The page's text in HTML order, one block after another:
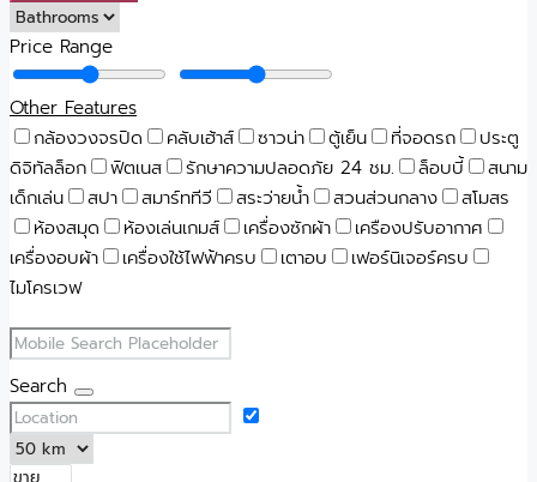
Price Range
Other Features
กล้องวงจรปิด
คลับเฮ้าส์ ซาวน่า ตู้เย็น ที่จอดรถ
ประตู
ดิจิทัลล็อก
ฟิตเนส รักษาความปลอดภัย 24 ชม. ล็อบบี้
สนาม
เด็กเล่น
สปา สมาร์ททีวี สระว่ายน้ำ สวนส่วนกลาง
สโมสร
ห้องสมุด
ห้องเล่นเกมส์ เครื่องซักผ้า
เครืองปรับอากาศ
เครื่องอบผ้า
เครื่องใช้ไฟฟ้าครบ เตาอบ
เฟอร์นิเจอร์ครบ
ไมโครเวฟ
Search